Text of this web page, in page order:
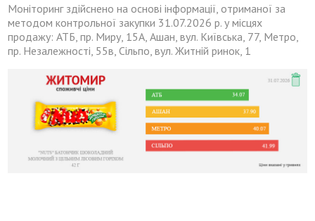
Моніторинг здійснено на основі інформації, отриманої за
методом контрольної закупки 31.07.2026 р. у місцях
продажу: АТБ, пр. Миру, 15А, Ашан, вул. Київська, 77, Метро,
пр. Незалежності, 55в, Сільпо, вул. Житній ринок, 1